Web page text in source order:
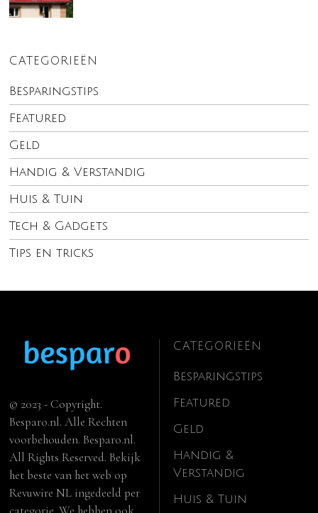
CATEGORIEËN
Besparingstips
Featured
Geld
Handig & Verstandig
Huis & Tuin
Tech & Gadgets
Tips en tricks
© 2023 - Copyright.
Besparo.nl. Alle Rechten
voorbehouden. Besparo.nl.
All Rights Reserved. Bekijk
het beste van het web op
Revuwire NL ingedeeld per
CATEGORIEËN
Besparingstips
Featured
Geld
Handig &
Verstandig
Huis & Tuin